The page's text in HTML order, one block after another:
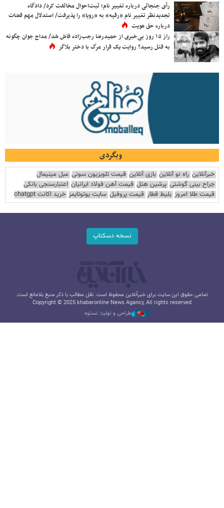
رأی جنجالی درباره تغییر نام؛ ثبت‌احوال مخالفت کرد/ دادگاه
تجدیدنظر تغییر نام «رقیه» به «رویا» را پذیرفت/ استدلال مهم قضات
درباره حق هویت
راز ۱۵ روز بی‌خبری از حمیدرضا رجب‌زاده فاش شد/ مداح جوان چگونه
به قتل رسید؟ روایت یک قرار مرگ با دختر بلاگر
وبگردی
خبرآنلاین راه نو آنلاین بازی آنلاین قیمت تلویزیون سونی مبل مینیمال
جراح بینی گوشتی پرشین هتل قیمت آهن فولاد ایرانیان اعتبارسنجی بانکی
قیمت طلا امروز بلیط قطار قیمت پروفیل سایت یوتوتایمز خرید اکانت chatgpt
نسخه دسکتاپ
تمامی حقوق این سایت برای خبرآنلاین محفوظ است. نقل مطالب با ذکر منبع بلامانع است.
Copyright © 2025 khabaronline News Agancy, All rights reserved
طراحی و تولید: نستوه